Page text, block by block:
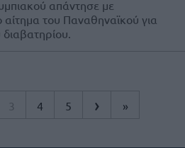
απάντησε με
του Παναθηναϊκού για
3 4 5 › »